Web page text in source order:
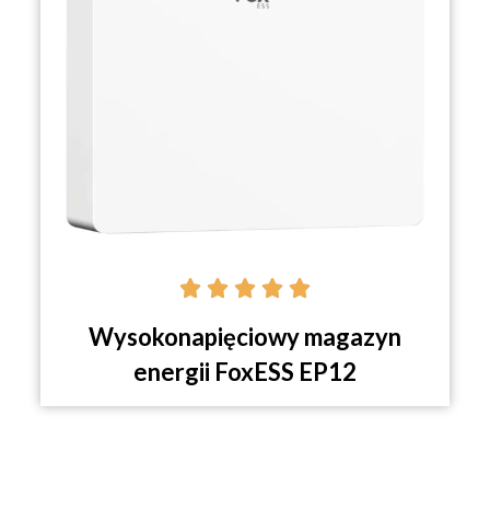
    
Wysokonapięciowy magazyn
energii FoxESS EP12